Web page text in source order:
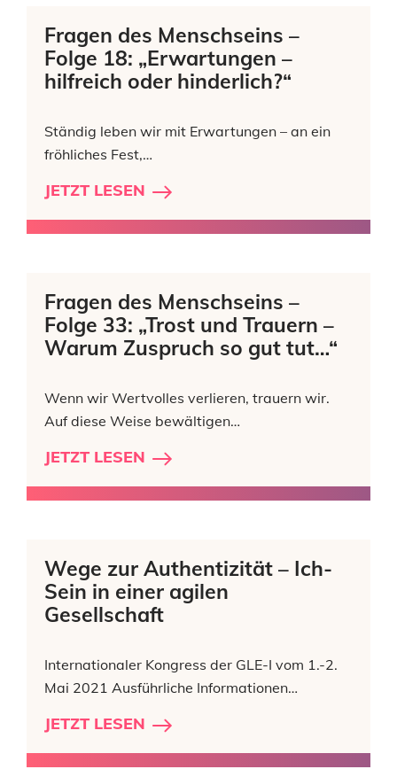
Fragen des Menschseins –
Folge 18: „Erwartungen –
hilfreich oder hinderlich?“
Ständig leben wir mit Erwartungen – an ein
fröhliches Fest,…
JETZT LESEN
Fragen des Menschseins –
Folge 33: „Trost und Trauern –
Warum Zuspruch so gut tut…“
Wenn wir Wertvolles verlieren, trauern wir.
Auf diese Weise bewältigen…
JETZT LESEN
Wege zur Authentizität – Ich-
Sein in einer agilen
Gesellschaft
Internationaler Kongress der GLE-I vom 1.-2.
Mai 2021 Ausführliche Informationen…
JETZT LESEN